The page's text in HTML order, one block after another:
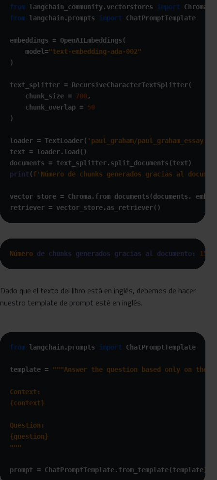
from langchain_community.vectorstores import
from langchain.prompts import ChatPromptTemplate
embeddings = OpenAIEmbeddings(
    model=
"text-embedding-ada-002"
)
text_splitter = RecursiveCharacterTextSplitter(
    chunk_size =
700,
    chunk_overlap =
50
)
loader = TextLoader( 'paul_graham/
text = loader.load()
print (f'Número de chunks generados gracias al
vector_store = Chroma.from_documents(documents,
retriever = vector_store.as_retriever()
Número de chunks generados gracias al documento: 158
Dado que el texto del libro está en inglés, debemos de hacer
nuestro template de prompt esté en inglés.
from langchain.prompts import ChatPromptTemplate
template = """Answer the question based only on
Context:
{context}
Question:
{question}
"""
prompt = ChatPromptTemplate.from_template(template)